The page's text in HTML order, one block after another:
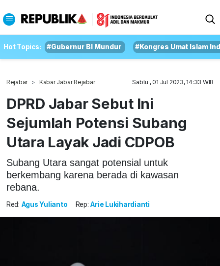
Hot Topics: #Gubernur BI Mundur #Kongres Umat Islam
Rejabar Kabar Jabar Rejabar Sabtu , 01 Jul 2023, 14:33 WIB
DPRD Jabar Sebut Ini
Sejumlah Potensi Subang
Utara Layak Jadi CDPOB
Subang Utara sangat potensial untuk
berkembang karena berada di kawasan
rebana.
Red: Agus Yulianto Rep: Arie Lukihardianti